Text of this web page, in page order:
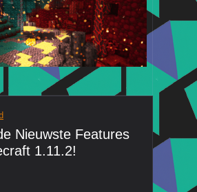
Nieuwste Features
1.11.2!